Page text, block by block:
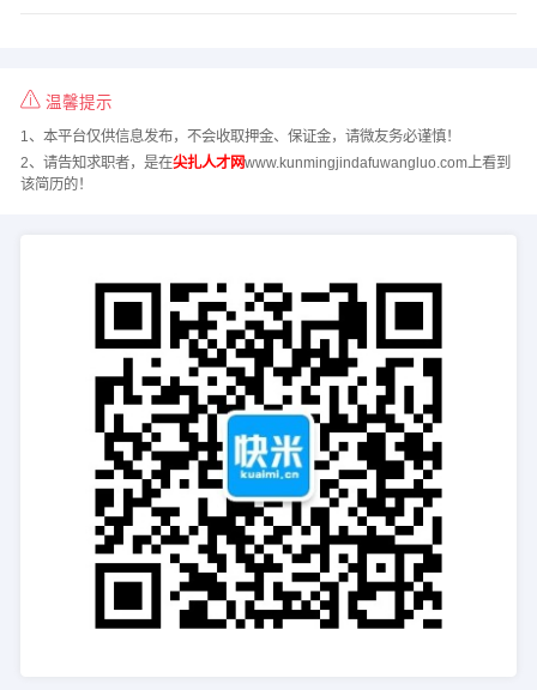
温馨提示
1、本平台仅供信息发布，不会收取押金、保证金，请微友务必谨慎！
2、请告知求职者，是在尖扎人才网www.kunmingjindafuwangluo.com上看到
该简历的！